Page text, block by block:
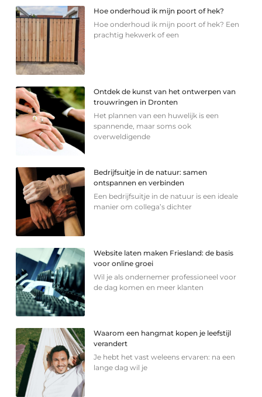
Hoe onderhoud ik mijn poort of hek?
Hoe onderhoud ik mijn poort of hek? Een
prachtig hekwerk of een
Ontdek de kunst van het ontwerpen van
trouwringen in Dronten
Het plannen van een huwelijk is een
spannende, maar soms ook
overweldigende
Bedrijfsuitje in de natuur: samen
ontspannen en verbinden
Een bedrijfsuitje in de natuur is een ideale
manier om collega’s dichter
Website laten maken Friesland: de basis
voor online groei
Wil je als ondernemer professioneel voor
de dag komen en meer klanten
Waarom een hangmat kopen je leefstijl
verandert
Je hebt het vast weleens ervaren: na een
lange dag wil je